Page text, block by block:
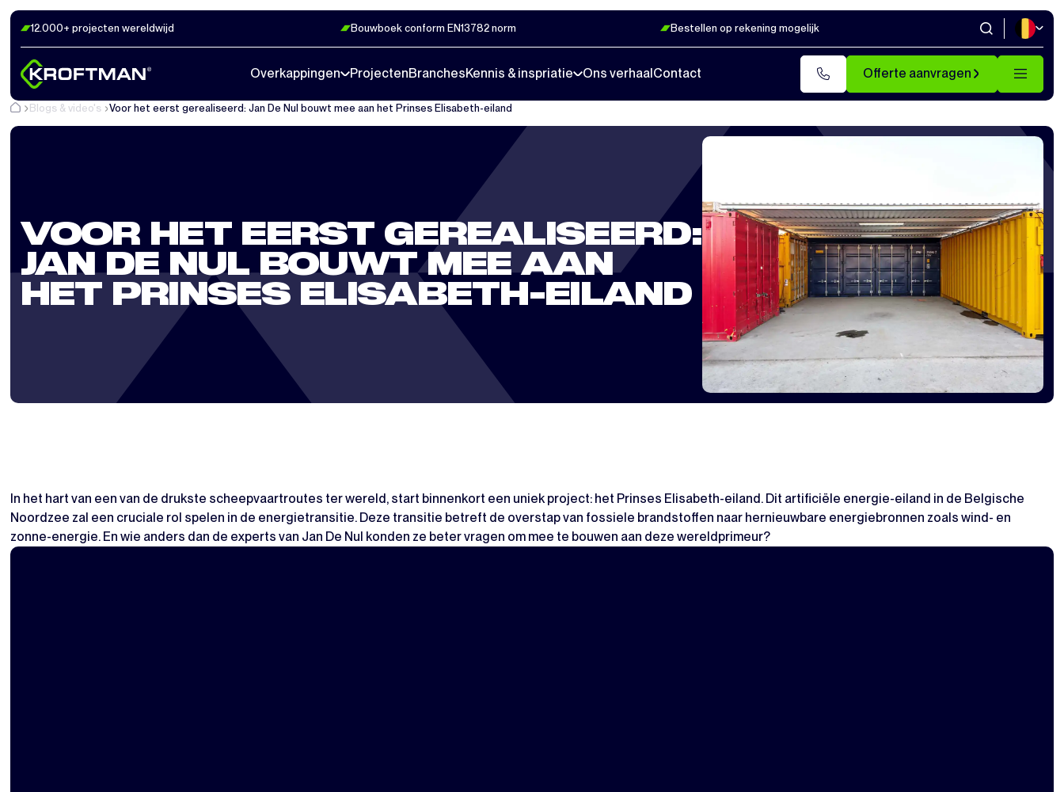
12.000+ projecten wereldwijd Bouwboek conform EN13782 norm Bestellen op rekening mogelijk
Overkappingen ProjectenBranchesKennis & inspriatie Ons verhaal Contact Offerte aanvragen
Blogs & video's Voor het eerst gerealiseerd: Jan De Nul bouwt mee aan het Prinses Elisabeth-eiland
VOOR HET EERST GEREALISEERD:
JAN DE NUL BOUWT MEE AAN
HET PRINSES ELISABETH-EILAND
In het hart van een van de drukste scheepvaartroutes ter wereld, start binnenkort een uniek project: het Prinses Elisabeth-eiland. Dit artificiële energie-eiland in de Belgische
Noordzee zal een cruciale rol spelen in de energietransitie. Deze transitie betreft de overstap van fossiele brandstoffen naar hernieuwbare energiebronnen zoals wind- en
zonne-energie. En wie anders dan de experts van Jan De Nul konden ze beter vragen om mee te bouwen aan deze wereldprimeur?